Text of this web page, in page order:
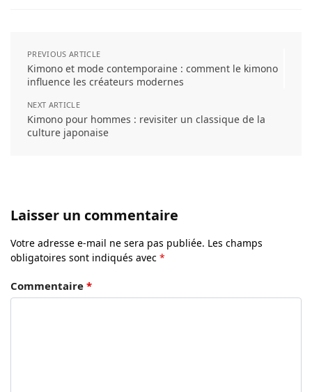
PREVIOUS ARTICLE
Kimono et mode contemporaine : comment le kimono
influence les créateurs modernes
NEXT ARTICLE
Kimono pour hommes : revisiter un classique de la
culture japonaise
Laisser un commentaire
Votre adresse e-mail ne sera pas publiée. Les champs
obligatoires sont indiqués avec *
Commentaire *